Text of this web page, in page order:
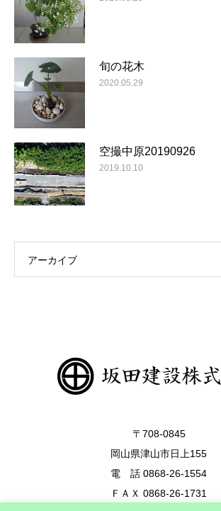
旬の花木
2020.05.29
空撮中原20190926
2019.10.10
アーカイブ
〒708-0845
岡山県津山市日上155
電 話 0868-26-1554
ＦＡＸ 0868-26-1731